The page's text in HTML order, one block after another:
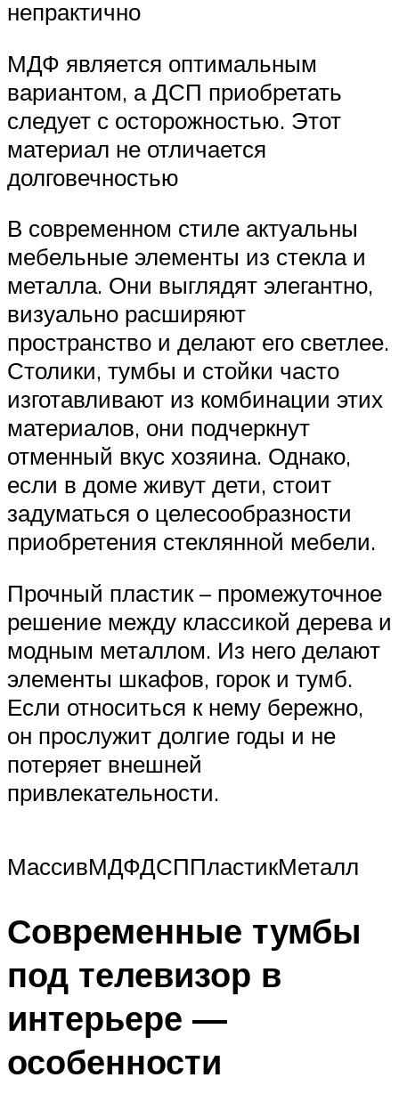
непрактично
МДФ является оптимальным
вариантом, а ДСП приобретать
следует с осторожностью. Этот
материал не отличается
долговечностью
В современном стиле актуальны
мебельные элементы из стекла и
металла. Они выглядят элегантно,
визуально расширяют
пространство и делают его светлее.
Столики, тумбы и стойки часто
изготавливают из комбинации этих
материалов, они подчеркнут
отменный вкус хозяина. Однако,
если в доме живут дети, стоит
задуматься о целесообразности
приобретения стеклянной мебели.
Прочный пластик – промежуточное
решение между классикой дерева и
модным металлом. Из него делают
элементы шкафов, горок и тумб.
Если относиться к нему бережно,
он прослужит долгие годы и не
потеряет внешней
привлекательности.
МассивМДФДСППластикМеталл
Современные тумбы
под телевизор в
интерьере —
особенности